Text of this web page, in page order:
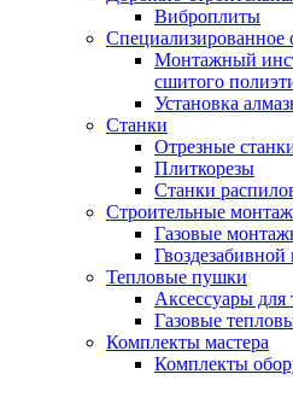
Виброплиты
Специализированное
Монтажный
сшитого
Установка
Станки
Отрезные
Плиткорезы
Станки
Строительные
Газовые
Тепловые пушки
Аксессуары
Газовые
Комплекты мастера
Комплекты